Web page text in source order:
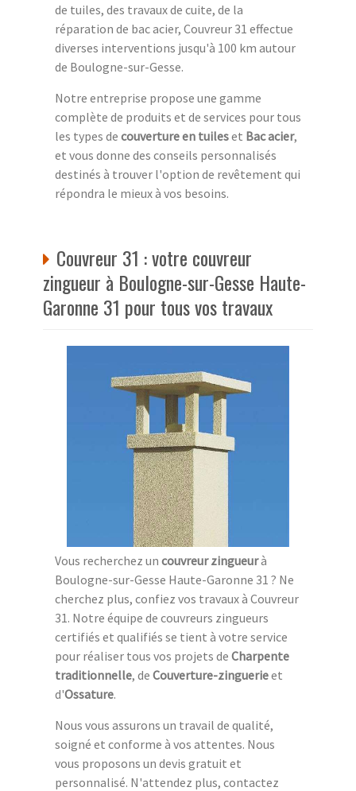
de tuiles, des travaux de cuite, de la
réparation de bac acier, Couvreur 31 effectue
diverses interventions jusqu'à 100 km autour
de Boulogne-sur-Gesse.
Notre entreprise propose une gamme
complète de produits et de services pour tous
les types de couverture en tuileset Bac acier,
et vous donne des conseils personnalisés
destinés à trouver l'option de revêtement qui
répondra le mieux à vos besoins.
Couvreur 31 : votre couvreur
zingueur à Boulogne-sur-Gesse Haute-
Garonne 31 pour tous vos travaux
Vous recherchez un couvreur zingueurà
Boulogne-sur-Gesse Haute-Garonne 31 ? Ne
cherchez plus, confiez vos travaux à Couvreur
31. Notre équipe de couvreurs zingueurs
certifiés et qualifiés se tient à votre service
pour réaliser tous vos projets de Charpente
traditionnelle, de Couverture-zinguerieet
d'Ossature.
Nous vous assurons un travail de qualité,
soigné et conforme à vos attentes. Nous
vous proposons un devis gratuit et
personnalisé. N'attendez plus, contactez